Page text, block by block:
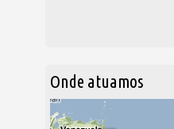
Onde atuamos